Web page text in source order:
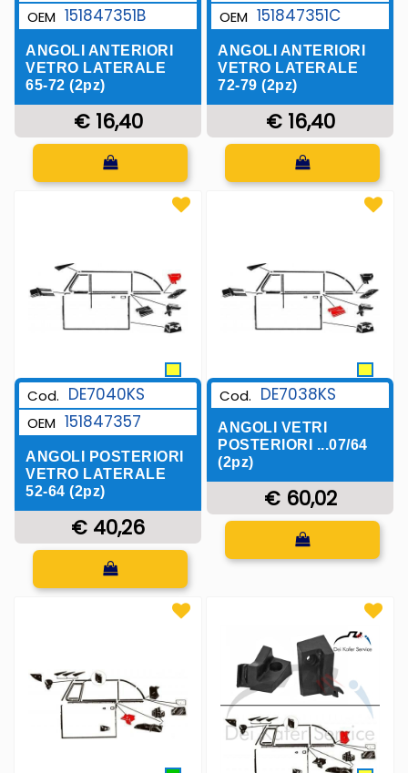
OEM 151847351B
ANGOLI ANTERIORI
VETRO LATERALE
65-72 (2pz)
€ 16,40
Quantità
OEM 151847351C
ANGOLI ANTERIORI
VETRO LATERALE
72-79 (2pz)
€ 16,40
Quantità
Cod. DE7040KS
OEM 151847357
ANGOLI POSTERIORI
VETRO LATERALE
52-64 (2pz)
€ 40,26
Quantità
Cod. DE7038KS
ANGOLI VETRI
POSTERIORI ...07/64
(2pz)
€ 60,02
Quantità